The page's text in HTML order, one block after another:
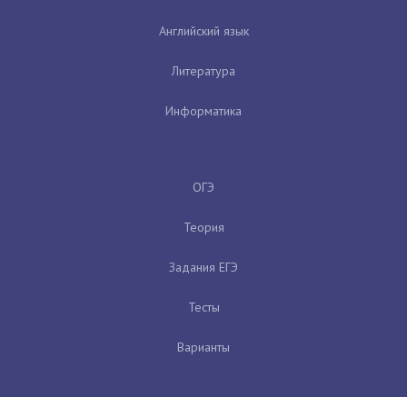
Английский язык
Литература
Информатика
ОГЭ
Теория
Задания ЕГЭ
Тесты
Варианты